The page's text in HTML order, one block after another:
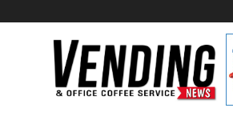
Vendingnews.it